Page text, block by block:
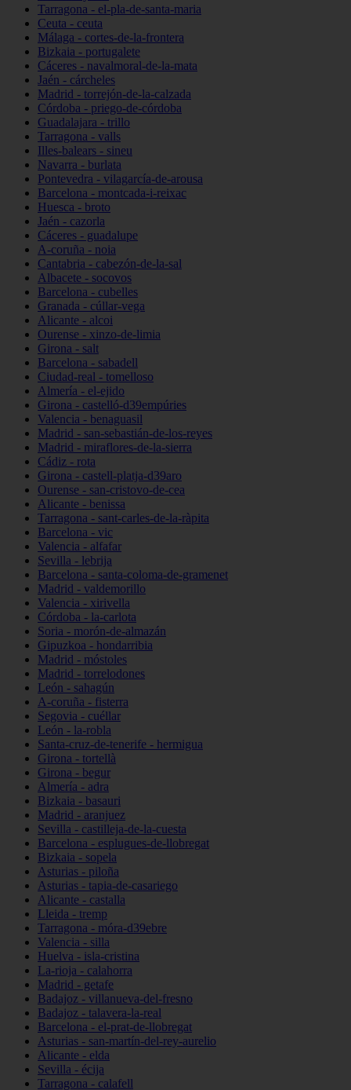
Tarragona - el-pla-de-santa-maria
Ceuta - ceuta
Málaga - cortes-de-la-frontera
Bizkaia - portugalete
Cáceres - navalmoral-de-la-mata
Jaén - cárcheles
Madrid - torrejón-de-la-calzada
Córdoba - priego-de-córdoba
Guadalajara - trillo
Tarragona - valls
Illes-balears - sineu
Navarra - burlata
Pontevedra - vilagarcía-de-arousa
Barcelona - montcada-i-reixac
Huesca - broto
Jaén - cazorla
Cáceres - guadalupe
A-coruña - noia
Cantabria - cabezón-de-la-sal
Albacete - socovos
Barcelona - cubelles
Granada - cúllar-vega
Alicante - alcoi
Ourense - xinzo-de-limia
Girona - salt
Barcelona - sabadell
Ciudad-real - tomelloso
Almería - el-ejido
Girona - castelló-d39empúries
Valencia - benaguasil
Madrid - san-sebastián-de-los-reyes
Madrid - miraflores-de-la-sierra
Cádiz - rota
Girona - castell-platja-d39aro
Ourense - san-cristovo-de-cea
Alicante - benissa
Tarragona - sant-carles-de-la-ràpita
Barcelona - vic
Valencia - alfafar
Sevilla - lebrija
Barcelona - santa-coloma-de-gramenet
Madrid - valdemorillo
Valencia - xirivella
Córdoba - la-carlota
Soria - morón-de-almazán
Gipuzkoa - hondarribia
Madrid - móstoles
Madrid - torrelodones
León - sahagún
A-coruña - fisterra
Segovia - cuéllar
León - la-robla
Santa-cruz-de-tenerife - hermigua
Girona - tortellà
Girona - begur
Almería - adra
Bizkaia - basauri
Madrid - aranjuez
Sevilla - castilleja-de-la-cuesta
Barcelona - esplugues-de-llobregat
Bizkaia - sopela
Asturias - piloña
Asturias - tapia-de-casariego
Alicante - castalla
Lleida - tremp
Tarragona - móra-d39ebre
Valencia - silla
Huelva - isla-cristina
La-rioja - calahorra
Madrid - getafe
Badajoz - villanueva-del-fresno
Badajoz - talavera-la-real
Barcelona - el-prat-de-llobregat
Asturias - san-martín-del-rey-aurelio
Alicante - elda
Sevilla - écija
Tarragona - calafell